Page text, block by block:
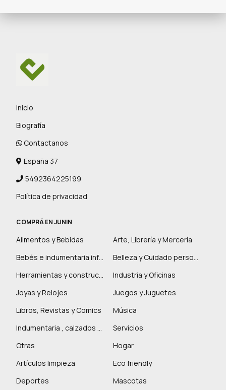
Inicio
Biografía
Contactanos
España 37
5492364225199
Política de privacidad
COMPRÁ EN JUNIN
Alimentos y Bebidas
Arte, Librería y Mercería
Bebés e indumentaria infantil
Belleza y Cuidado personal
Herramientas y construcción
Industria y Oficinas
Joyas y Relojes
Juegos y Juguetes
Libros, Revistas y Comics
Música
Indumentaria , calzados y marroquinería
Servicios
Otras
Hogar
Artículos limpieza
Eco friendly
Deportes
Mascotas